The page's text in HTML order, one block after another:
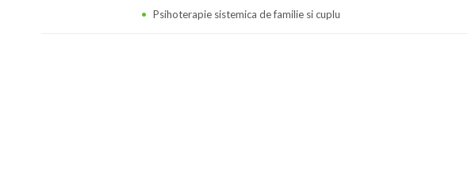
Psihoterapie sistemica de familie si cuplu